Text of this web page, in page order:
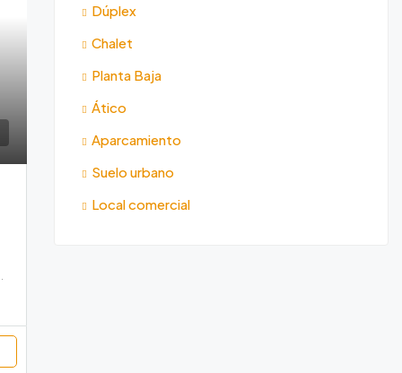
Catalunya, 08225, España
Dúplex
Chalet
Planta Baja
Ático
Aparcamiento
Suelo urbano
Local comercial